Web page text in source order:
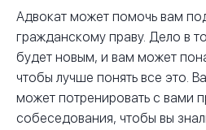
Адвокат может помочь вам
гражданскому праву. Дело в
будет новым, и вам может
чтобы лучше понять все это.
может потренировать с вами
собеседования, чтобы вы